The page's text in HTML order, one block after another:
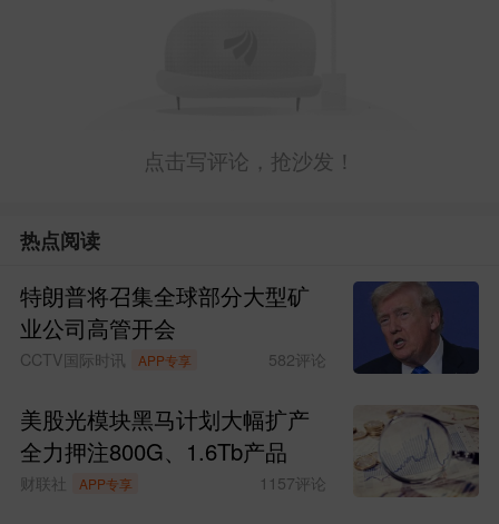
点击写评论，抢沙发！
热点阅读
特朗普将召集全球部分大型矿
业公司高管开会
CCTV国际时讯 APP专享 582评论
美股光模块黑马计划大幅扩产
全力押注800G、1.6Tb产品
财联社 APP专享 1157评论